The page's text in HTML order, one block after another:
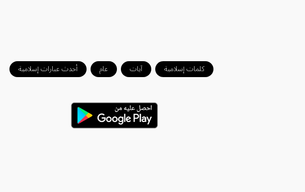
كلمات إسلامية آيات عام أحدث عبارات إسلامية